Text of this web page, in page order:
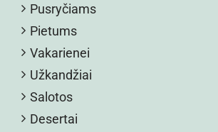
Pusryčiams
Pietums
Vakarienei
Užkandžiai
Salotos
Desertai